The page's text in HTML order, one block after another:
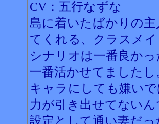
CV：五行なずな
島に着いたばかりの
てくれる、クラスメ
シナリオは一番良か
一番活かせてましたし
キャラにしても嫌い
力が引き出せてない
設定として通い妻だ